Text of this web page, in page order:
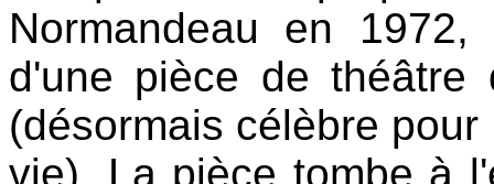
Normandeau en
d'une pièce de
(désormais célèbre
vie). La pièce tombe à